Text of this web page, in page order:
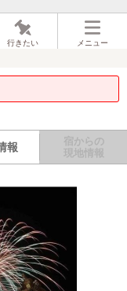
行きたい メニュー
報
宿からの
現地情報